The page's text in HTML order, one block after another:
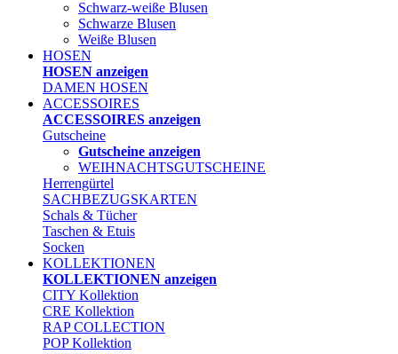
Schwarz-weiße Blusen
Schwarze Blusen
Weiße Blusen
HOSEN
HOSEN anzeigen
DAMEN HOSEN
ACCESSOIRES
ACCESSOIRES anzeigen
Gutscheine
Gutscheine anzeigen
WEIHNACHTSGUTSCHEINE
Herrengürtel
SACHBEZUGSKARTEN
Schals & Tücher
Taschen & Etuis
Socken
KOLLEKTIONEN
KOLLEKTIONEN anzeigen
CITY Kollektion
CRE Kollektion
RAP COLLECTION
POP Kollektion